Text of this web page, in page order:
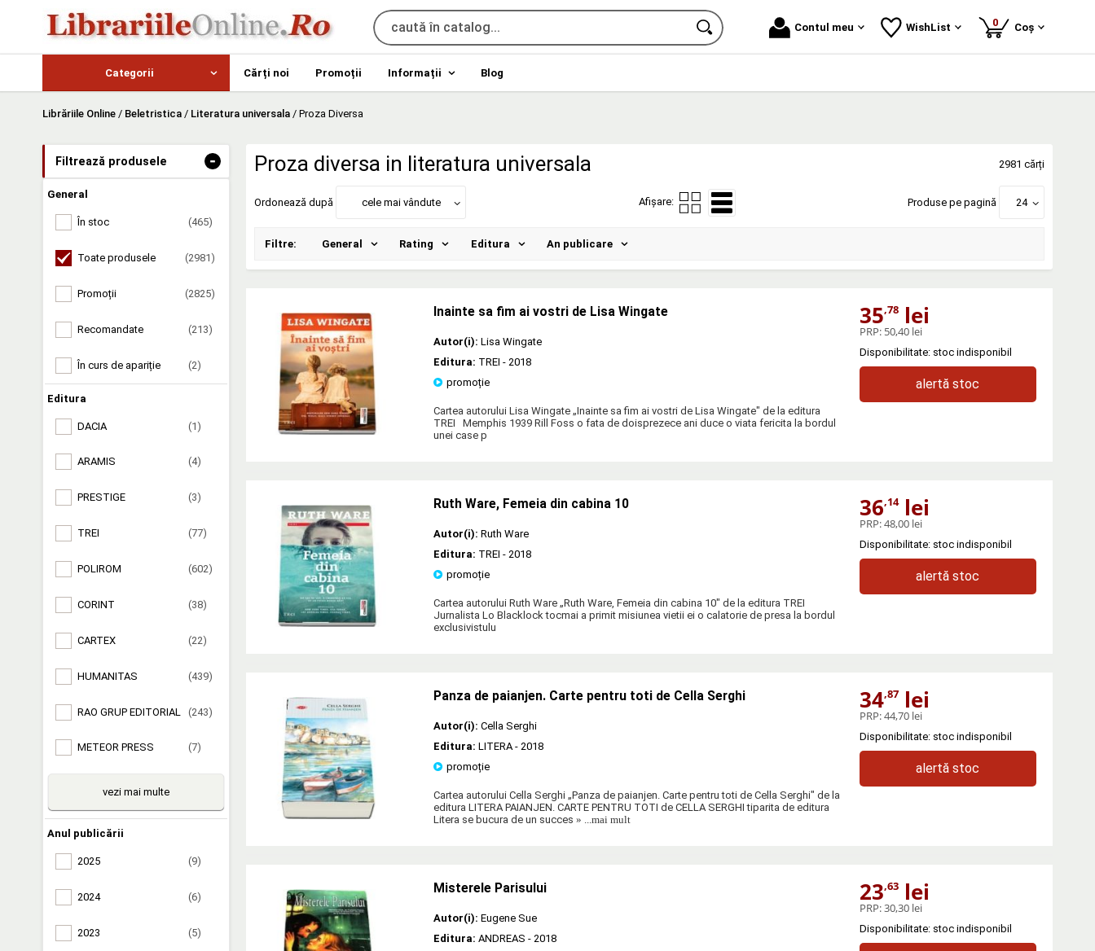
Contul meu WishList 0produse
Coș
Categorii Cărți noi Promoții Informații Blog
Librăriile Online / Beletristica / Literatura universala / Proza Diversa
Filtrează produsele -
General
În stoc (465)
Toate produsele (2981)
Promoții (2825)
Recomandate (213)
În curs de apariție (2)
Editura
DACIA (1)
ARAMIS (4)
PRESTIGE (3)
TREI (77)
POLIROM (602)
CORINT (38)
CARTEX (22)
HUMANITAS (439)
RAO GRUP EDITORIAL (243)
METEOR PRESS (7)
vezi mai multe
Anul publicării
2025 (9)
2024 (6)
2023 (5)
Proza diversa in literatura universala 2981 cărți
Ordonează după cele mai vândute Afișare: Produse pe pagină 24
Filtre: General Rating Editura An publicare
Inainte sa fim ai vostri de Lisa Wingate
Autor(i): Lisa Wingate
Editura: TREI - 2018
promoție
Cartea autorului Lisa Wingate „Inainte sa fim ai vostri de Lisa Wingate" de la editura
TREI Memphis 1939 Rill Foss o fata de doisprezece ani duce o viata fericita la bordul
unei case p
35,78lei
PRP: 50,40 lei
Disponibilitate: stoc indisponibil
alertă stoc
Ruth Ware, Femeia din cabina 10
Autor(i): Ruth Ware
Editura: TREI - 2018
promoție
Cartea autorului Ruth Ware „Ruth Ware, Femeia din cabina 10" de la editura TREI
Jurnalista Lo Blacklock tocmai a primit misiunea vietii ei o calatorie de presa la bordul
exclusivistulu
36,14lei
PRP:48,00 lei
Disponibilitate: stoc indisponibil
alertă stoc
Panza de paianjen. Carte pentru toti de Cella Serghi
Autor(i): Cella Serghi
Editura: LITERA - 2018
promoție
Cartea autorului Cella Serghi „Panza de paianjen. Carte pentru toti de Cella Serghi" de la
editura LITERA PAIANJEN. CARTE PENTRU TOTI de CELLA SERGHI tiparita de editura
Litera se bucura de un succes » ...mai mult
34,87lei
PRP:44,70 lei
Disponibilitate: stoc indisponibil
alertă stoc
Misterele Parisului
Autor(i): Eugene Sue
Editura: ANDREAS - 2018
23,63lei
PRP:30,30 lei
Disponibilitate: stoc indisponibil